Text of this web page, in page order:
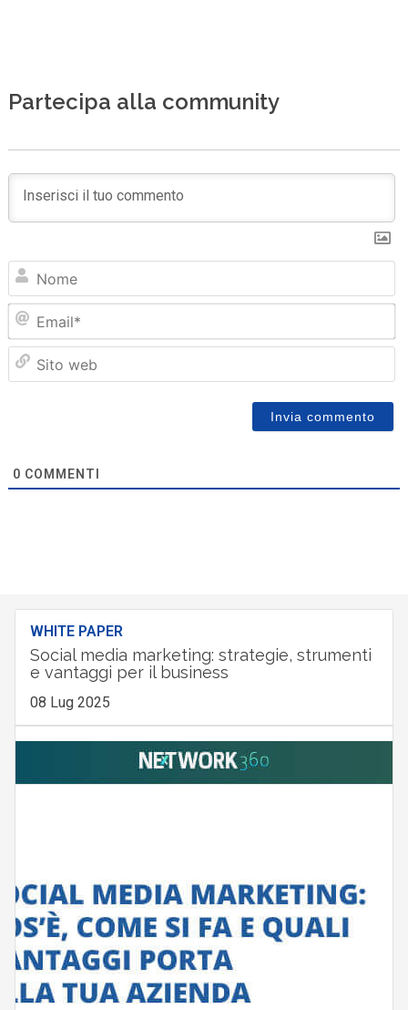
Partecipa alla community
0 COMMENTI
WHITE PAPER
Social media marketing: strategie, strumenti
e vantaggi per il business
08 Lug 2025